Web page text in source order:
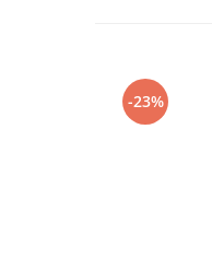
-23%